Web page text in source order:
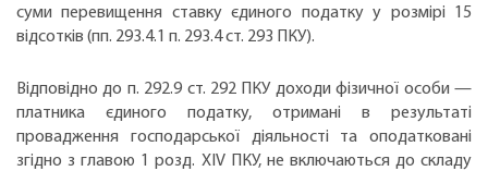
суми перевищення ставку єдиного податку у розмірі 15
відсотків (пп. 293.4.1 п. 293.4 ст. 293 ПКУ).
Відповідно до п. 292.9 ст. 292 ПКУ доходи фізичної особи —
платника єдиного податку, отримані в результаті
провадження господарської діяльності та оподатковані
згідно з главою 1 розд. XIV ПКУ, не включаються до складу